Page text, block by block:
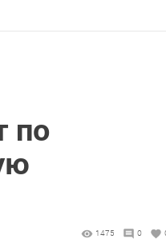
по
1475 0